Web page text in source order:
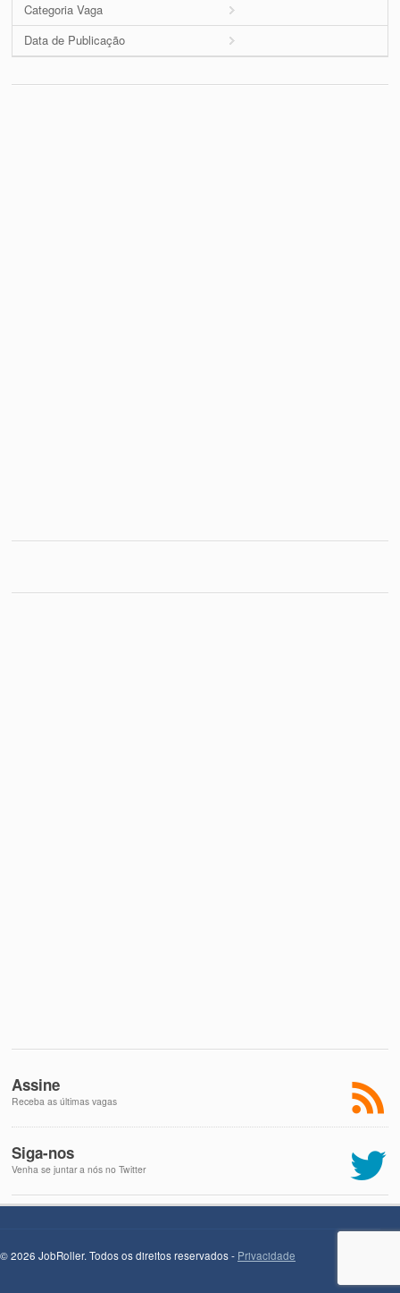
Categoria Vaga
Data de Publicação
Assine
Receba as últimas vagas
Siga-nos
Venha se juntar a nós no Twitter
© 2026 JobRoller. Todos os direitos reservados - Privacidade